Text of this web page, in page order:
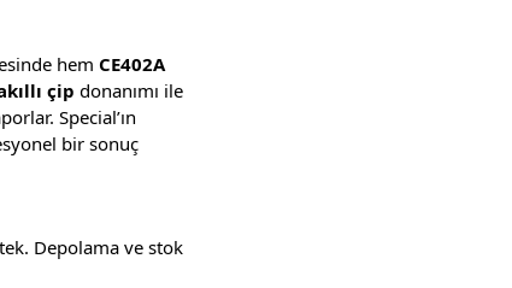
hem CE402A
çip donanımı ile
Special’ın
bir sonuç
Depolama ve stok